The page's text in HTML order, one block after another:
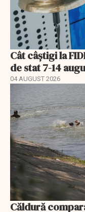
Cât câștigi la
de stat 7-14
04 AUGUST 2026
Căldură